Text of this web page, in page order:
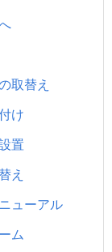
取替え
け
置
え
ューアル
ム